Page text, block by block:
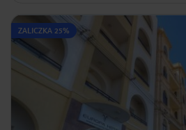
ZALICZKA 25%